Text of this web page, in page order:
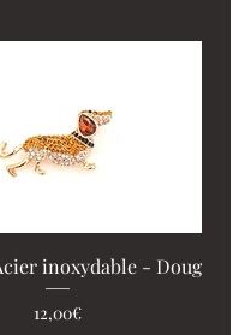
inoxydable - Doug
Price
12,00€